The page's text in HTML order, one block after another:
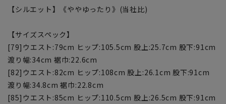
【シルエット】《ややゆったり》(当社比)
【サイズスペック】
[79]ウエスト:79cm ヒップ:105.5cm 股上:25.7cm 股下:91cm
渡り幅:34cm 裾巾:22.6cm
[82]ウエスト:82cm ヒップ:108cm 股上:26.1cm 股下:91cm
渡り幅:34.8cm 裾巾:22.8cm
[85]ウエスト:85cm ヒップ:110.5cm 股上:26.5cm 股下:91cm